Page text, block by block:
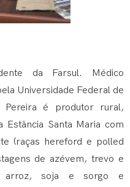
da Farsul. Médico
Universidade Federal de
Pereira é produtor rural,
Santa Maria com
(raças hereford e polled
de azévem, trevo e
arroz, soja e sorgo e